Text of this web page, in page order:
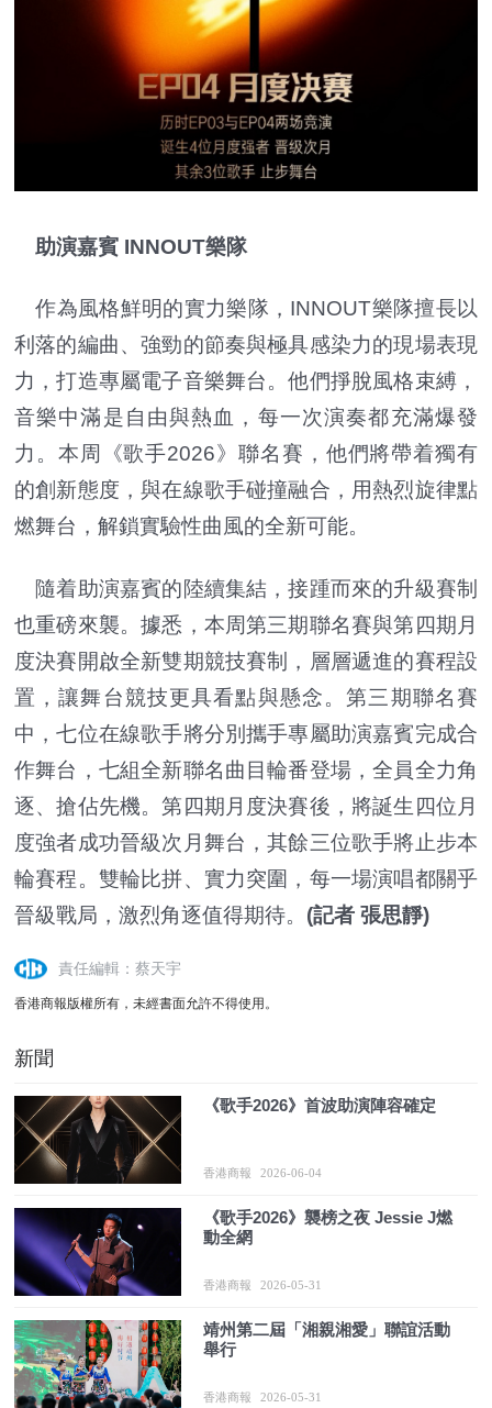
助演嘉賓 INNOUT樂隊
作為風格鮮明的實力樂隊，INNOUT樂隊擅長以
利落的編曲、強勁的節奏與極具感染力的現場表現
力，打造專屬電子音樂舞台。他們掙脫風格束縛，
音樂中滿是自由與熱血，每一次演奏都充滿爆發
力。本周《歌手2026》聯名賽，他們將帶着獨有
的創新態度，與在線歌手碰撞融合，用熱烈旋律點
燃舞台，解鎖實驗性曲風的全新可能。
隨着助演嘉賓的陸續集結，接踵而來的升級賽制
也重磅來襲。據悉，本周第三期聯名賽與第四期月
度決賽開啟全新雙期競技賽制，層層遞進的賽程設
置，讓舞台競技更具看點與懸念。第三期聯名賽
中，七位在線歌手將分別攜手專屬助演嘉賓完成合
作舞台，七組全新聯名曲目輪番登場，全員全力角
逐、搶佔先機。第四期月度決賽後，將誕生四位月
度強者成功晉級次月舞台，其餘三位歌手將止步本
輪賽程。雙輪比拼、實力突圍，每一場演唱都關乎
晉級戰局，激烈角逐值得期待。 (記者 張思靜)
責任編輯：蔡天宇
香港商報版權所有，未經書面允許不得使用。
新聞
《歌手2026》首波助演陣容確定
香港商報 2026-06-04
《歌手2026》襲榜之夜 Jessie J燃
動全網
香港商報 2026-05-31
靖州第二屆「湘親湘愛」聯誼活動
舉行
香港商報 2026-05-31